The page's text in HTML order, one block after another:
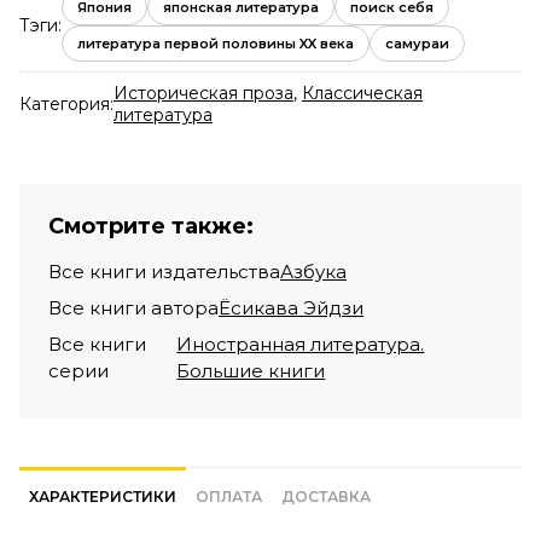
Тэги:
Япония японская литература поиск себя
литература первой половины XX века самураи
Категория:Историческая проза, Классическая
литература
Смотрите также:
Все книги издательстваАзбука
Все книги автораЁсикава Эйдзи
Все книги
серии
Иностранная литература.
Большие книги
ХАРАКТЕРИСТИКИ ОПЛАТА ДОСТАВКА